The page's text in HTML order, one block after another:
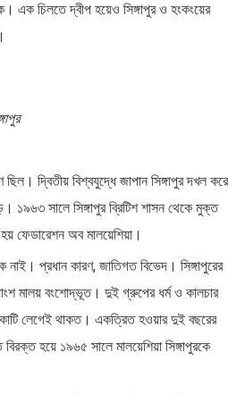
এক চিলতে দ্বীপ হয়েও সিঙ্গাপুর ও হংকংয়ের
ছিল। দ্বিতীয় বিশ্বযুদ্ধে জাপান সিঙ্গাপুর দখল করে
১৯৬৩ সালে সিঙ্গাপুর ব্রিটিশ শাসন থেকে মুক্ত
ফেডারেশন অব মালয়েশিয়া।
প্রধান কারণ, জাতিগত বিভেদ। সিঙ্গাপুরের
মালয় বংশোদ্ভূত। দুই গ্রুপের ধর্ম ও কালচার
লেগেই থাকত। একত্রিত হওয়ার দুই বছরের
হয়ে ১৯৬৫ সালে মালয়েশিয়া সিঙ্গাপুরকে